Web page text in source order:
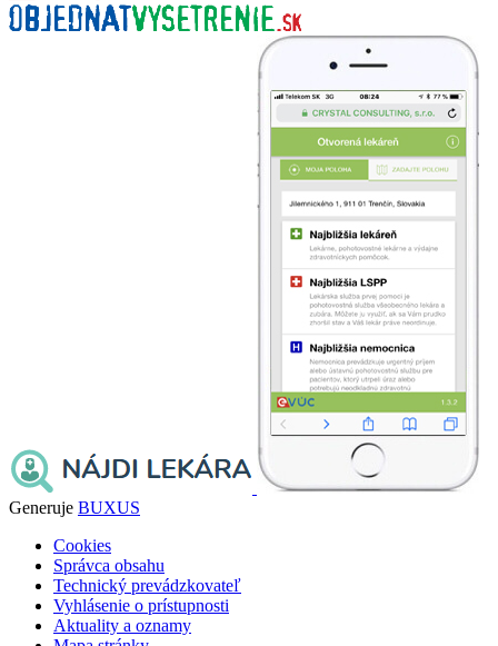
Generuje BUXUS
Cookies
Správca obsahu
Technický prevádzkovateľ
Vyhlásenie o prístupnosti
Aktuality a oznamy